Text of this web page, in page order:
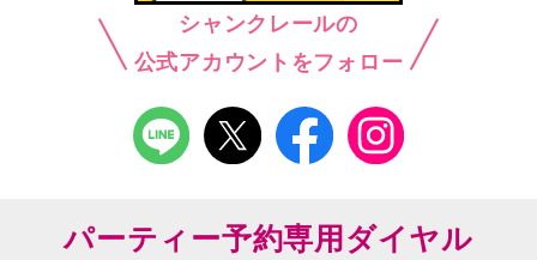
シャンクレールの
公式アカウントをフォロー
パーティー予約専用ダイヤル